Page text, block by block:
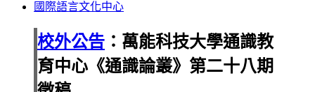
國際語言文化中心
校外公告 ：萬能科技大學通識教
育中心《通識論叢》第二十八期